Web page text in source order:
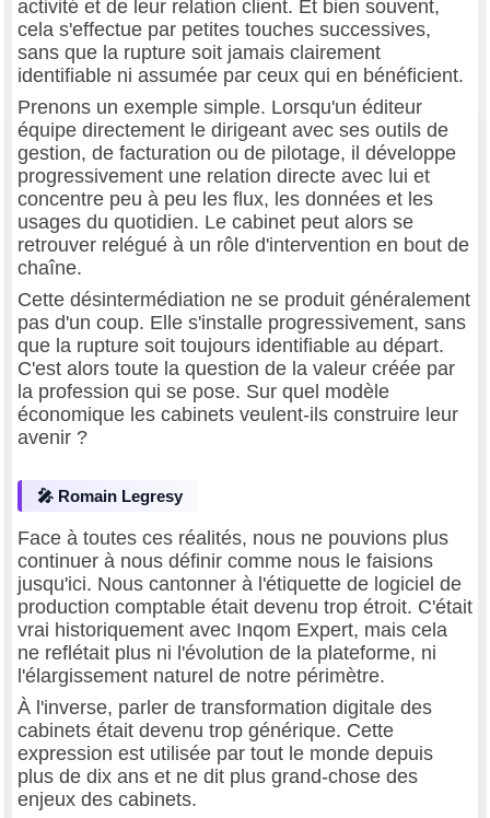
activité et de leur relation client. Et bien souvent,
cela s'effectue par petites touches successives,
sans que la rupture soit jamais clairement
identifiable ni assumée par ceux qui en bénéficient.
Prenons un exemple simple. Lorsqu'un éditeur
équipe directement le dirigeant avec ses outils de
gestion, de facturation ou de pilotage, il développe
progressivement une relation directe avec lui et
concentre peu à peu les flux, les données et les
usages du quotidien. Le cabinet peut alors se
retrouver relégué à un rôle d'intervention en bout de
chaîne.
Cette désintermédiation ne se produit généralement
pas d'un coup. Elle s'installe progressivement, sans
que la rupture soit toujours identifiable au départ.
C'est alors toute la question de la valeur créée par
la profession qui se pose. Sur quel modèle
économique les cabinets veulent-ils construire leur
avenir ?
🎤 Romain Legresy
Face à toutes ces réalités, nous ne pouvions plus
continuer à nous définir comme nous le faisions
jusqu'ici. Nous cantonner à l'étiquette de logiciel de
production comptable était devenu trop étroit. C'était
vrai historiquement avec Inqom Expert, mais cela
ne reflétait plus ni l'évolution de la plateforme, ni
l'élargissement naturel de notre périmètre.
À l'inverse, parler de transformation digitale des
cabinets était devenu trop générique. Cette
expression est utilisée par tout le monde depuis
plus de dix ans et ne dit plus grand-chose des
enjeux des cabinets.